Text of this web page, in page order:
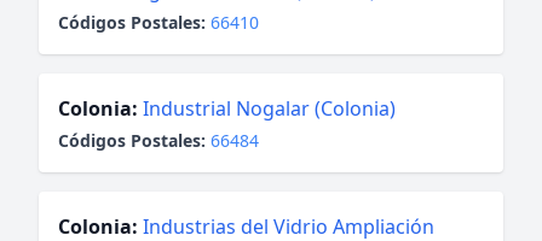
Códigos Postales: 66410
Colonia: Industrial Nogalar (Colonia)
Códigos Postales: 66484
Colonia: Industrias del Vidrio Ampliación